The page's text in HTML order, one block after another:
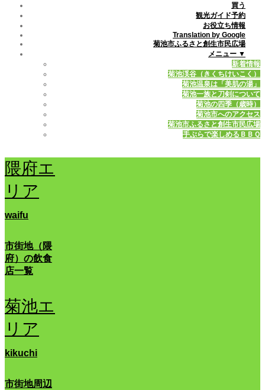
買う
観光ガイド予約
お役立ち情報
Translation by Google
菊池市ふるさと創生市民広場
メニュー ▼
新着情報
菊池渓谷（きくちけいこく）
菊池温泉は「美肌の湯」
菊池一族と刀剣について
菊池の四季（歳時）
菊池市へのアクセス
菊池市ふるさと創生市民広場
手ぶらで楽しめるＢＢＱ
隈府エ
リア
waifu
市街地（隈
府）の飲食
店一覧
菊池エ
リア
kikuchi
市街地周辺